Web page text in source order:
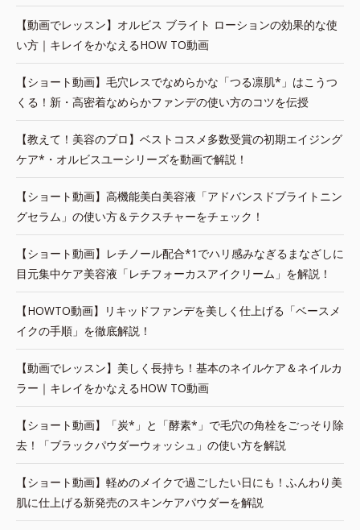
【動画でレッスン】オルビス ブライト ローションの効果的な使
い方｜キレイをかなえるHOW TO動画
【ショート動画】毛穴レスでなめらかな「つる凛肌*」はこうつ
くる！新・高密着なめらかファンデの使い方のコツを伝授
【教えて！美容のプロ】ベストコスメ多数受賞の初期エイジング
ケア*・オルビスユーシリーズを動画で解説！
【ショート動画】高機能美白美容液「アドバンスドブライトニン
グセラム」の使い方＆テクスチャーをチェック！
【ショート動画】レチノール配合*1でハリ感みなぎるまなざしに
目元集中ケア美容液「レチフォーカスアイクリーム」を解説！
【HOWTO動画】リキッドファンデを美しく仕上げる「ベースメ
イクの手順」を徹底解説！
【動画でレッスン】美しく長持ち！基本のネイルケア＆ネイルカ
ラー｜キレイをかなえるHOW TO動画
【ショート動画】「炭*」と「酵素*」で毛穴の角栓をごっそり除
去！「ブラックパウダーウォッシュ」の使い方を解説
【ショート動画】軽めのメイクで過ごしたい日にも！ふんわり美
肌に仕上げる新発売のスキンケアパウダーを解説